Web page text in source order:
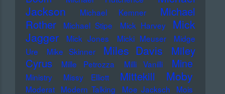
Jackson
Michael Kemner
Michael
Rother
Michael Stipe Mick Harvey
Mick
Jagger
Mick Jones Micki Meuser
Midge
Ure
Mike Skinner Miles Davis
Miley
Cyrus
Mille Petrozza Milli Vanilli Mine
Ministry Missy Elliott Mittekill Moby
Moderat Modern Talking Moe Jacksch
Mois